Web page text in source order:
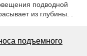
подводной
из глубины. .
подъемного